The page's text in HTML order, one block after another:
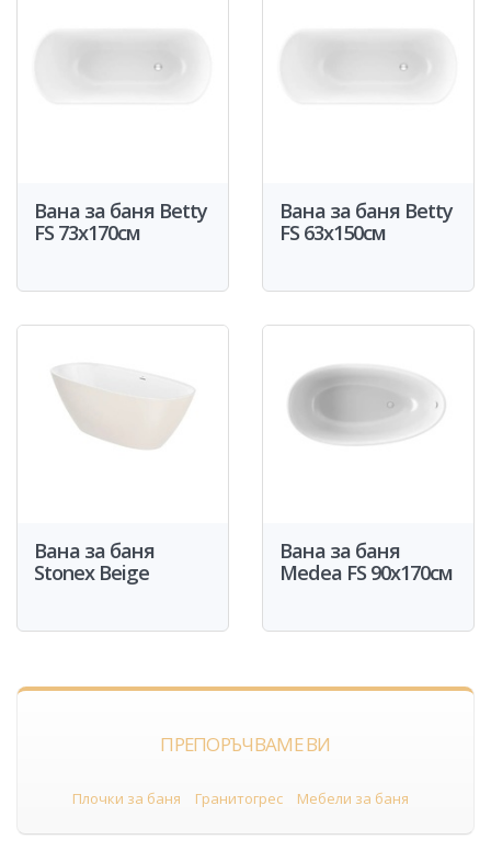
Вана за баня Betty
FS 73x170см
Вана за баня Betty
FS 63x150см
Вана за баня
Stonex Beige
Вана за баня
Medea FS 90x170см
ПРЕПОРЪЧВАМЕ ВИ
Плочки за баня Гранитогрес Мебели за баня